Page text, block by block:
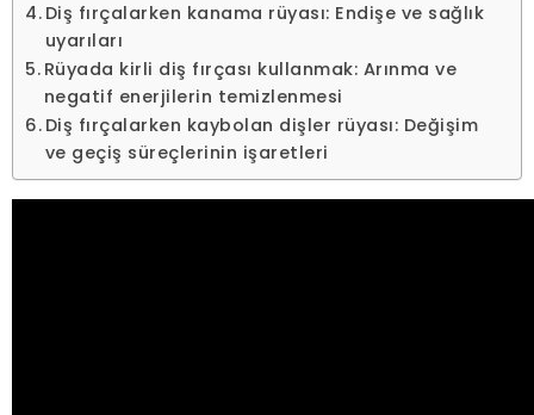
Diş fırçalarken kanama rüyası: Endişe ve sağlık
uyarıları
Rüyada kirli diş fırçası kullanmak: Arınma ve
negatif enerjilerin temizlenmesi
Diş fırçalarken kaybolan dişler rüyası: Değişim
ve geçiş süreçlerinin işaretleri